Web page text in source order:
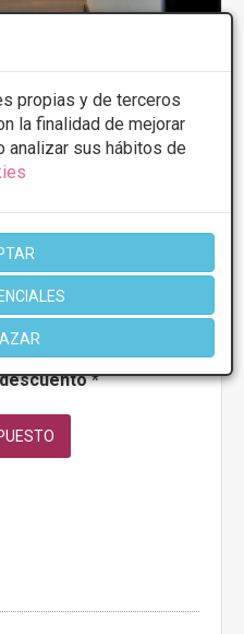
propias y de terceros
la finalidad de mejorar
analizar sus hábitos de
& FINANCIACIÓN A
Desde 500€
*